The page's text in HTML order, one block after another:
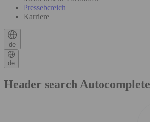
Pressebereich
Karriere
de
de
Header search Autocomplete